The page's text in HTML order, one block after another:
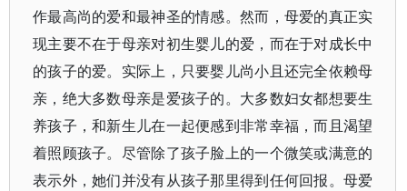
作最高尚的爱和最神圣的情感。然而，母爱的真正实
现主要不在于母亲对初生婴儿的爱，而在于对成长中
的孩子的爱。实际上，只要婴儿尚小且还完全依赖母
亲，绝大多数母亲是爱孩子的。大多数妇女都想要生
养孩子，和新生儿在一起便感到非常幸福，而且渴望
着照顾孩子。尽管除了孩子脸上的一个微笑或满意的
表示外，她们并没有从孩子那里得到任何回报。母爱